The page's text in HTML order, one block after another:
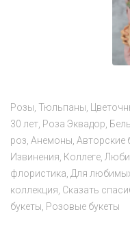
Розы Тюльпаны
30 лет Роза Эквадор
роз Анемоны Авторские
Извинения Коллеге
флористика Для
коллекция Сказать
букеты Розовые букеты